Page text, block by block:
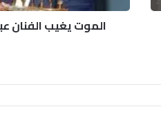
الموت يغيب الفنان